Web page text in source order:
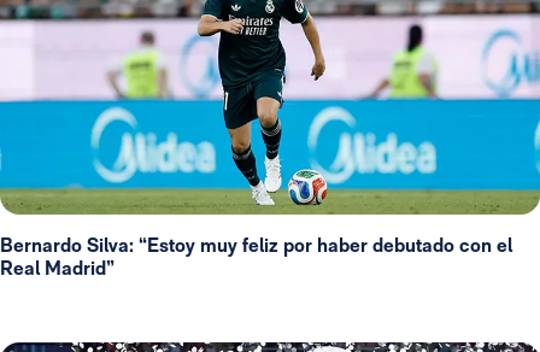
Bernardo Silva: “Estoy muy feliz por haber debutado con el
Real Madrid”